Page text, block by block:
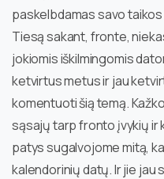
paskelbdamas savo
Tiesą sakant, fronte,
jokiomis iškilmingomis
ketvirtus metus ir jau
komentuoti šią temą.
sąsajų tarp fronto įvykių ir
patys sugalvojome mitą,
kalendorinių datų. Ir jie jau